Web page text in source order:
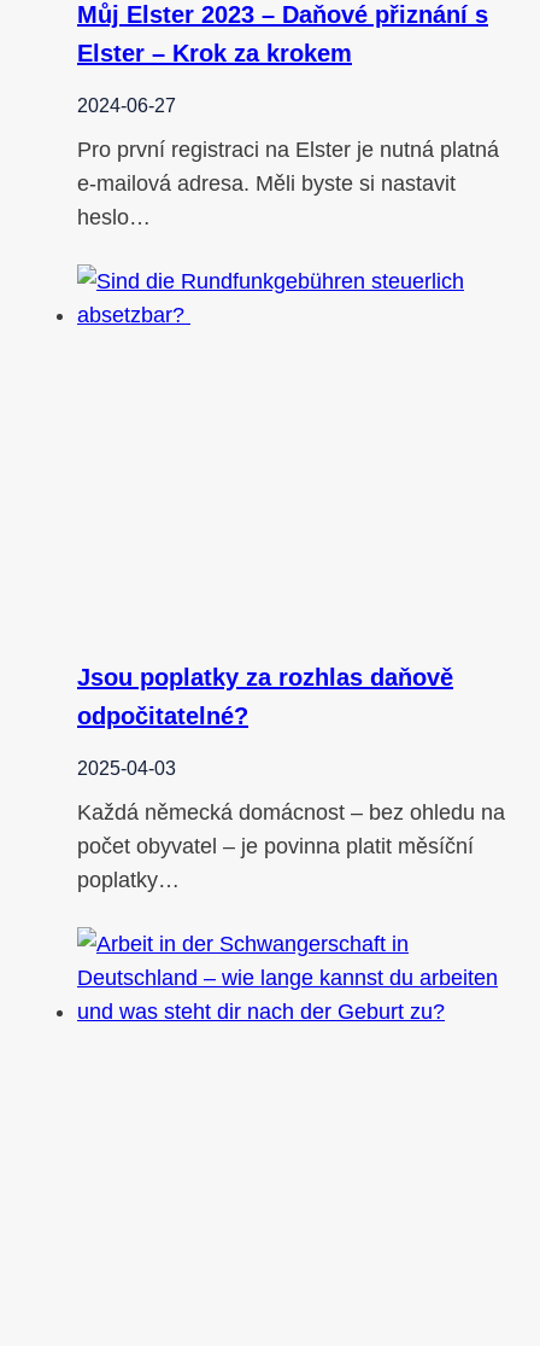
Můj Elster 2023 – Daňové přiznání s
Elster – Krok za krokem
2024-06-27
Pro první registraci na Elster je nutná platná
e-mailová adresa. Měli byste si nastavit
heslo…
Jsou poplatky za rozhlas daňově
odpočitatelné?
2025-04-03
Každá německá domácnost – bez ohledu na
počet obyvatel – je povinna platit měsíční
poplatky…